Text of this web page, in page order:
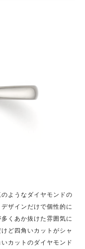
ようなダイヤモンドの
ザインだけで個性的に
くあか抜けた雰囲気に
ど四角いカットがシャ
カットのダイヤモンド